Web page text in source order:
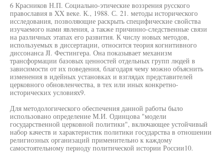
6 Красников Н.П. Социально-этические воззрения русского
православия в XX веке. К., 1988. С. 21. методы исторического
исследования, позволяющие раскрыть специфические свойства
изучаемого нами явления, а также причинно-следственные связи
на различных этапах его развития. К числу новых методов,
используемых в диссертации, относится теория когнитивного
диссонанса JI. Фестингера. Она показывает механизм
трансформации базовых ценностей отдельных групп людей в
зависимости от их поведения, благодаря чему можно объяснить
изменения в идейных установках и взглядах представителей
церковного обновленчества, в тех или иных конкретно-
исторических условиях9.
Для методологического обеспечения данной работы было
использовано определение М.И. Одинцова "модели
государственной церковной политики", включающее устойчивый
набор качеств и характеристик политики государства в отношении
религиозных организаций применительно к каждому
самостоятельному периоду политической истории России10.